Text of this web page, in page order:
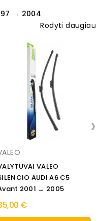
→ 2004
Rodyti daugiau
VALEO
AUDI A6 C5
2001 → 2005
€
›